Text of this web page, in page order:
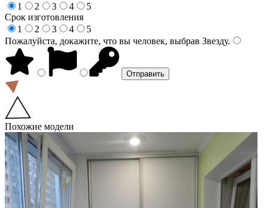
1
2 3 4
5
Срок изготовления
1
2 3 4
5
Пожалуйста, докажите, что вы человек, выбрав Звезду.
Похожие модели